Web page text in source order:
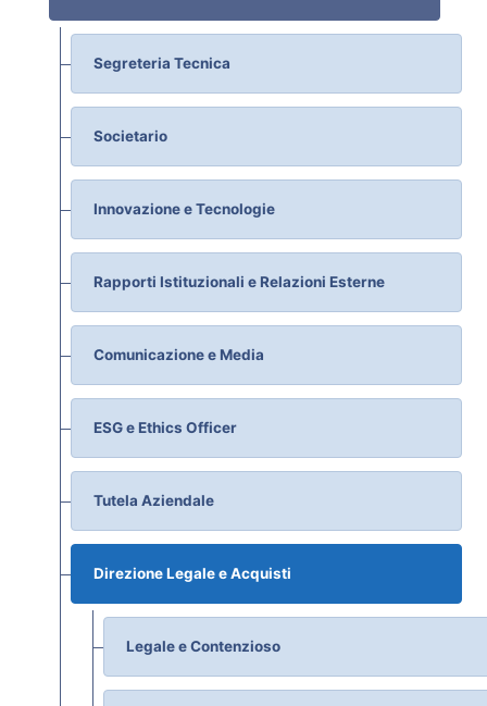
Segreteria Tecnica
Societario
Innovazione e Tecnologie
Rapporti Istituzionali e Relazioni Esterne
Comunicazione e Media
ESG e Ethics Officer
Tutela Aziendale
Direzione Legale e Acquisti
Legale e Contenzioso